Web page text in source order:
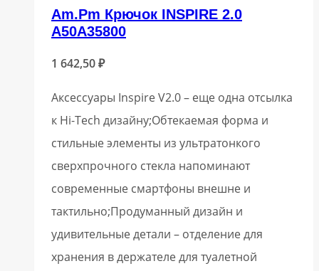
Am.Pm Крючок INSPIRE 2.0
A50A35800
1 642,50₽
Аксессуары Inspire V2.0 – еще одна отсылка
к Hi-Tech дизайну;Обтекаемая форма и
стильные элементы из ультратонкого
сверхпрочного стекла напоминают
современные смартфоны внешне и
тактильно;Продуманный дизайн и
удивительные детали – отделение для
хранения в держателе для туалетной